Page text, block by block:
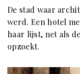
De stad waar
werd. Een hotel
haar lijst, net als
opzoekt.